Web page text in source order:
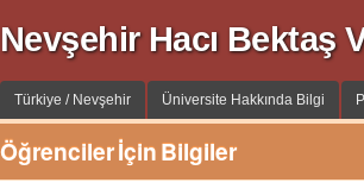
Nevşehir Hacı Bektaş
Türkiye / Nevşehir Üniversite Hakkında Bilgi
Öğrenciler İçin Bilgiler